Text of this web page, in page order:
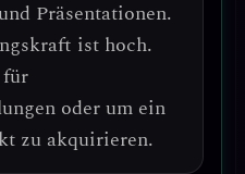
Präsentationen.
ist hoch.
oder um ein
zu akquirieren.